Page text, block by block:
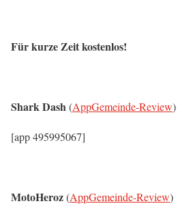
Für kurze Zeit kostenlos!
Shark Dash(AppGemeinde-Review)
[app 495995067]
MotoHeroz(AppGemeinde-Review)